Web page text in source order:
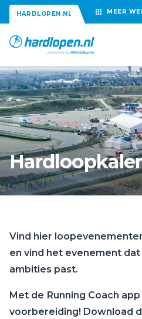
HARDLOPEN.NL MEER
Vind hier
en vind het evenement
ambities past.
Met de Running Coach
voorbereiding! Download